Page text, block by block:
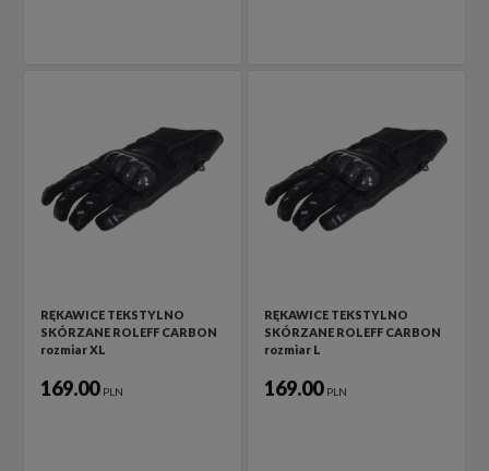
RĘKAWICE TEKSTYLNO
SKÓRZANE ROLEFF CARBON
rozmiar XL
169.00 PLN
RĘKAWICE TEKSTYLNO
SKÓRZANE ROLEFF CARBON
rozmiar L
169.00 PLN